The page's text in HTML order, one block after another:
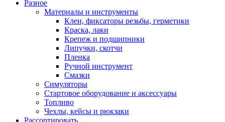
Разное
Материалы и инструменты
Клеи, фиксаторы резьбы, герметики
Краска, лаки
Крепеж и подшипники
Липучки, скотчи
Пленка
Ручной инструмент
Смазки
Симуляторы
Стартовое оборудование и аксессуары
Топливо
Чехлы, кейсы и рюкзаки
Рассортировать